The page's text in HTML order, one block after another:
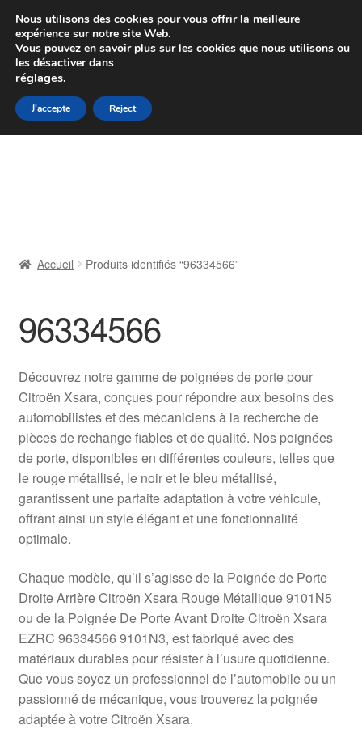
Colissimo livraison à partir de 7 EUR
Du lundi au vendredi de 9 h à 16 h
Aller
à
Aller
au
Livraison
Livraison internationale
Mon compte
Paiements
Panier
Plainte
Politique de confidentialité
Procédure de Réclamation
Termes et conditions
Accueil Produits identifiés “96334566”
96334566
Découvrez notre gamme de poignées de porte pour
Citroën Xsara, conçues pour répondre aux besoins des
automobilistes et des mécaniciens à la recherche de
pièces de rechange fiables et de qualité. Nos poignées
de porte, disponibles en différentes couleurs, telles que
le rouge métallisé, le noir et le bleu métallisé,
garantissent une parfaite adaptation à votre véhicule,
offrant ainsi un style élégant et une fonctionnalité
optimale.
Chaque modèle, qu’il s’agisse de la Poignée de Porte
Droite Arrière Citroën Xsara Rouge Métallique 9101N5
ou de la Poignée De Porte Avant Droite Citroën Xsara
EZRC 96334566 9101N3, est fabriqué avec des
matériaux durables pour résister à l’usure quotidienne.
Que vous soyez un professionnel de l’automobile ou un
passionné de mécanique, vous trouverez la poignée
adaptée à votre Citroën Xsara.
Nous utilisons des cookies pour vous offrir la meilleure
expérience sur notre site Web.
Vous pouvez en savoir plus sur les cookies que nous utilisons ou
les désactiver dans
réglages.
J'accepte Reject